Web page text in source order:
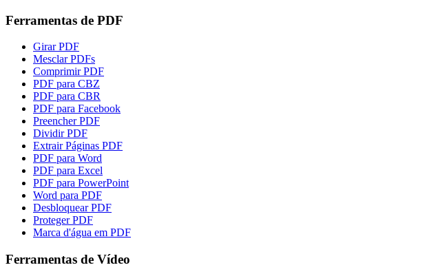
Ferramentas de PDF
Girar PDF
Mesclar PDFs
Comprimir PDF
PDF para CBZ
PDF para CBR
PDF para Facebook
Preencher PDF
Dividir PDF
Extrair Páginas PDF
PDF para Word
PDF para Excel
PDF para PowerPoint
Word para PDF
Desbloquear PDF
Proteger PDF
Marca d'água em PDF
Ferramentas de Vídeo